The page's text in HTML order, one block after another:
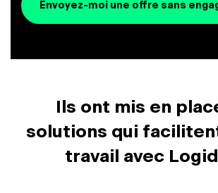
Envoyez-moi une offre sans
Ils ont mis en
solutions qui
travail avec